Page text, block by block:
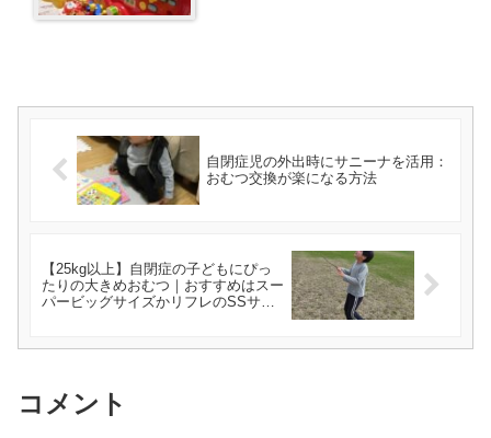
自閉症児の外出時にサニーナを活用：
おむつ交換が楽になる方法
【25kg以上】自閉症の子どもにぴっ
たりの大きめおむつ｜おすすめはスー
パービッグサイズかリフレのSSサイ
コメント